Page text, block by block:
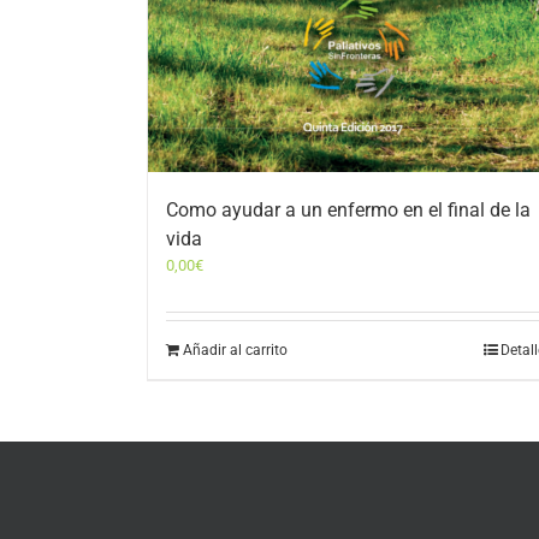
Como ayudar a un enfermo en el final de la
vida
0,00€
Añadir al carrito